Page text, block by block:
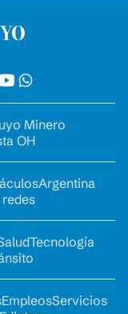
Minero
OH
Argentina
Tecnología
EmpleosServicios